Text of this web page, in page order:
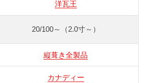
洋瓦王
20/100～ （2.0寸～）
縦葺き全製品
カナディー